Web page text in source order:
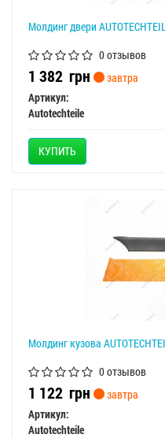
Молдинг двери
0 отзывов
1 382 грн
завтра
Артикул:
Autotechteile
КУПИТЬ
Молдинг кузова
0 отзывов
1 122 грн
завтра
Артикул:
Autotechteile